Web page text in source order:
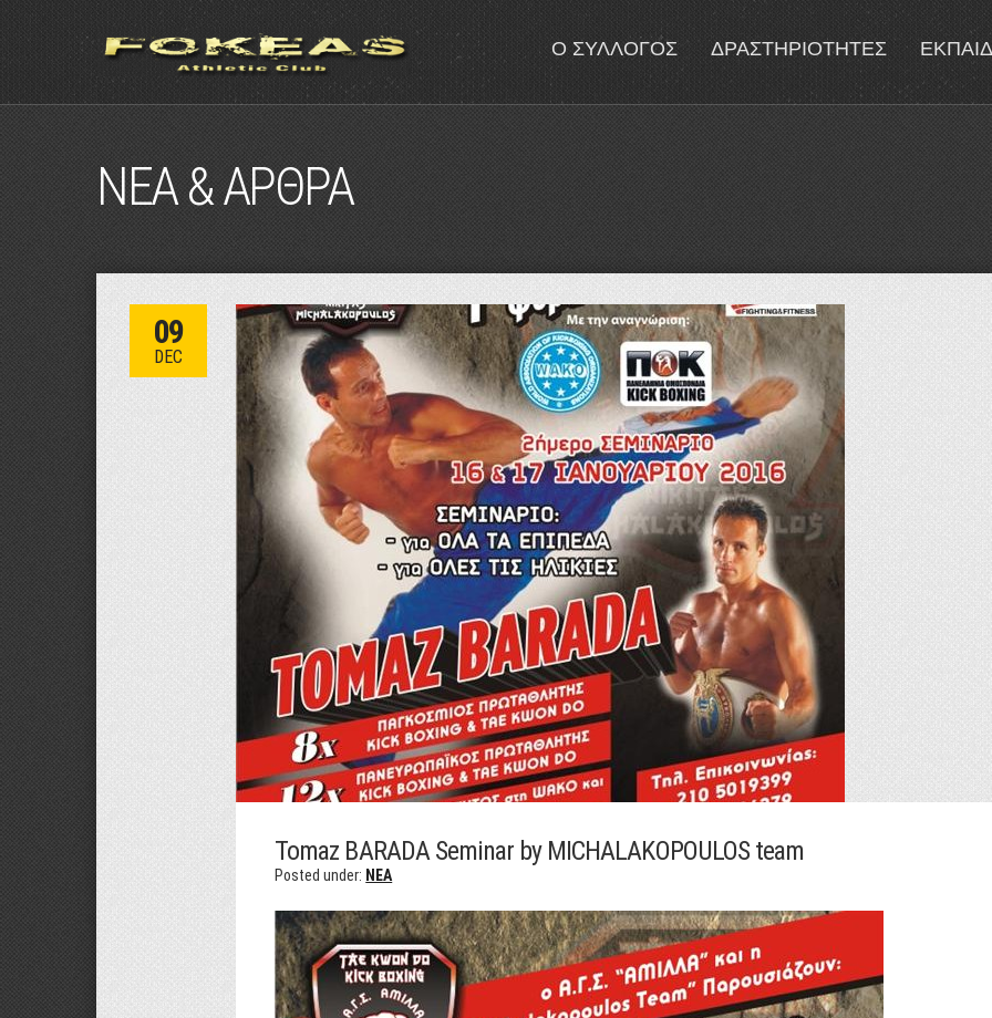
Ο ΣΥΛΛΟΓΟΣ ΔΡΑΣΤΗΡΙΟΤΗΤΕΣ
ΝΕΑ & ΑΡΘΡΑ
09
DEC
Tomaz BARADA Seminar by MICHALAKOPOULOS team
Posted under: NEA